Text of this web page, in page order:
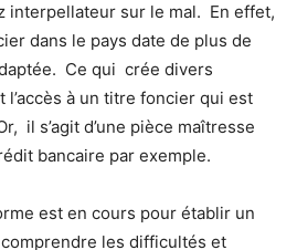
interpellateur sur le mal. En effet,
dans le pays date de plus de
Ce qui crée divers
l’accès à un titre foncier qui est
il s’agit d’une pièce maîtresse
bancaire par exemple.
est en cours pour établir un
les difficultés et